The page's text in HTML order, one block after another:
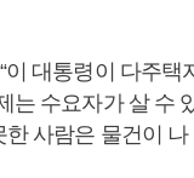
이 대통령이 다주택
는 수요자가 살 수
사람은 물건이 나